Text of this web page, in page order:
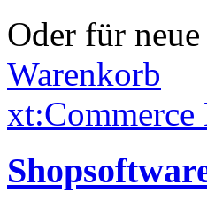
Oder für
Warenkorb
xt:Commerce